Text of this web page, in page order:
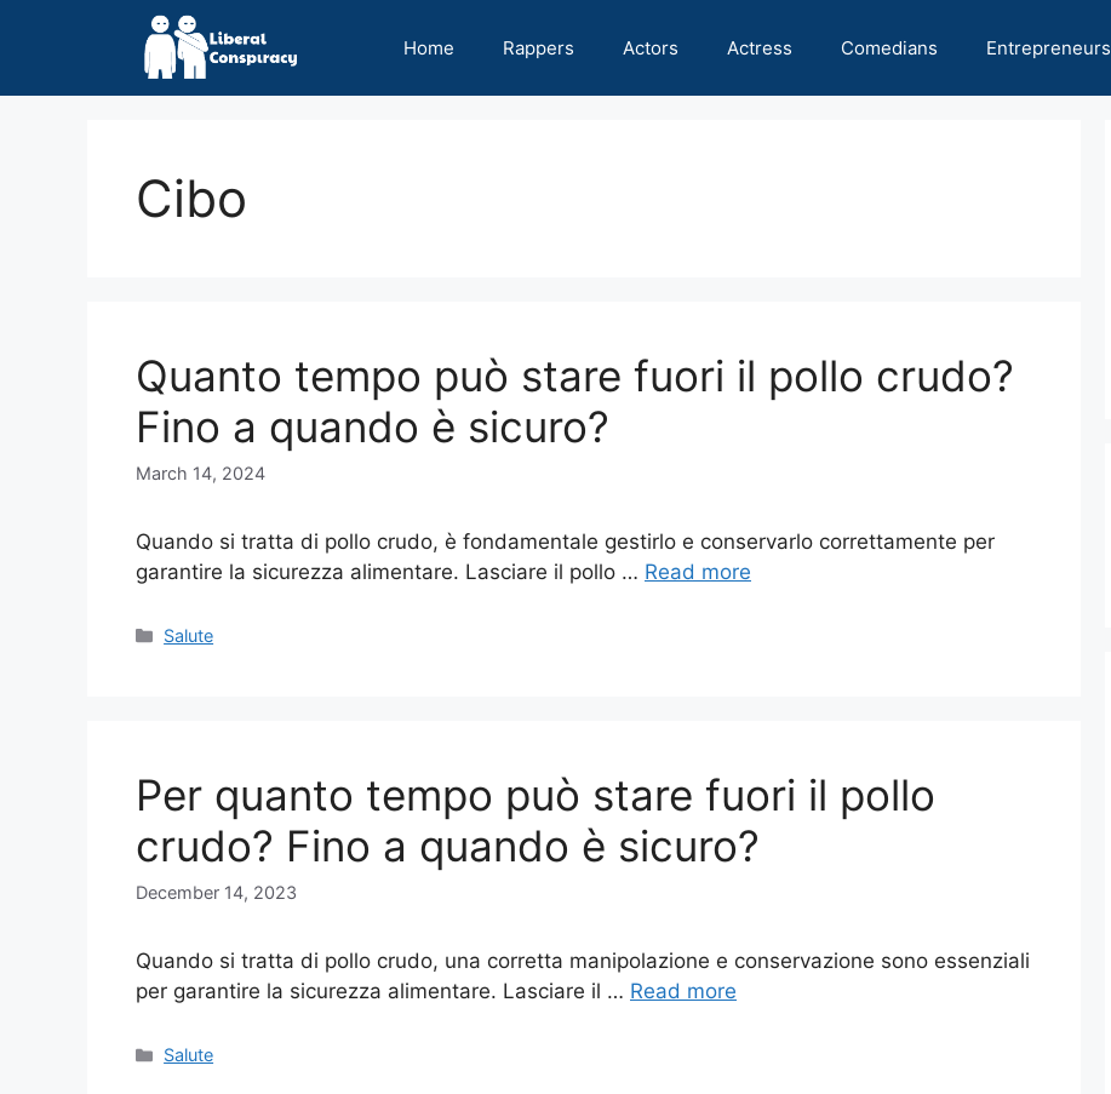
Home Rappers Actors Actress Comedians Entrepreneurs
Cibo
Quanto tempo può stare fuori il pollo crudo?
Fino a quando è sicuro?
March 14, 2024
Quando si tratta di pollo crudo, è fondamentale gestirlo e conservarlo correttamente per
garantire la sicurezza alimentare. Lasciare il pollo … Read more
Categories
Salute
Per quanto tempo può stare fuori il pollo
crudo? Fino a quando è sicuro?
December 14, 2023
Quando si tratta di pollo crudo, una corretta manipolazione e conservazione sono essenziali
per garantire la sicurezza alimentare. Lasciare il … Read more
Categories
Salute